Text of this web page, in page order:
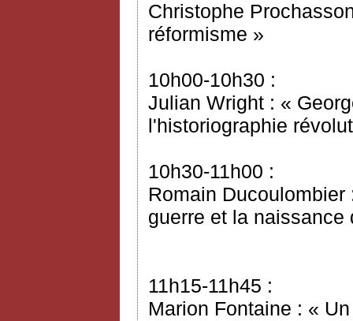
Christophe
réformisme »
10h00-10h30 :
Julian Wright : «
l'historiographie
10h30-11h00 :
Romain
guerre et la naissance
11h15-11h45 :
Marion Fontaine : «